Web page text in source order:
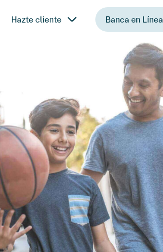
Hazte cliente Banca en Línea